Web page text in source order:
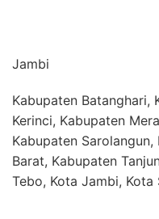
Jambi
Kabupaten Batanghari,
Kerinci, Kabupaten
Kabupaten
Barat, Kabupaten
Tebo, Kota Jambi, Kota